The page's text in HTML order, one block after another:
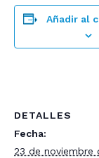
Añadir al
DETALLES
Fecha:
23 de noviembre